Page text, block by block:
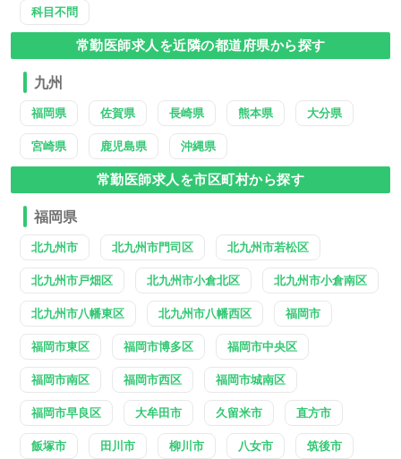
科目不問
常勤医師求人を近隣の都道府県から探す
九州
福岡県 佐賀県 長崎県 熊本県 大分県
宮崎県 鹿児島県 沖縄県
常勤医師求人を市区町村から探す
福岡県
北九州市 北九州市門司区 北九州市若松区
北九州市戸畑区 北九州市小倉北区 北九州市小倉南区
北九州市八幡東区 北九州市八幡西区 福岡市
福岡市東区 福岡市博多区 福岡市中央区
福岡市南区 福岡市西区 福岡市城南区
福岡市早良区 大牟田市 久留米市 直方市
飯塚市 田川市 柳川市 八女市 筑後市